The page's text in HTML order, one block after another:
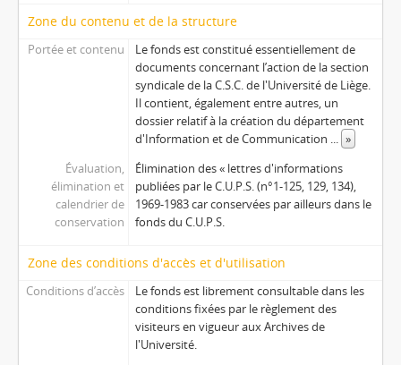
Zone du contenu et de la structure
Portée et contenu
Le fonds est constitué essentiellement de
documents concernant l’action de la section
syndicale de la C.S.C. de l'Université de Liège.
Il contient, également entre autres, un
dossier relatif à la création du département
d'Information et de Communication ... »
Évaluation,
élimination et
calendrier de
conservation
Élimination des « lettres d'informations
publiées par le C.U.P.S. (n°1-125, 129, 134),
1969-1983 car conservées par ailleurs dans le
fonds du C.U.P.S.
Zone des conditions d'accès et d'utilisation
Conditions d’accès
Le fonds est librement consultable dans les
conditions fixées par le règlement des
visiteurs en vigueur aux Archives de
l'Université.